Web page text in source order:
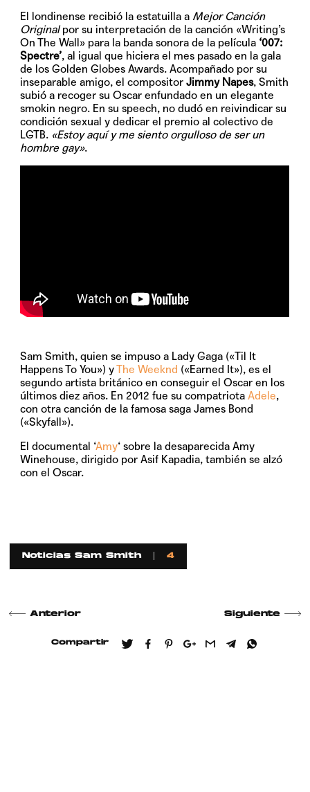
El londinense recibió la estatuilla a Mejor Canción
Originalpor su interpretación de la canción «Writing’s
On The Wall» para la banda sonora de la película ‘007:
Spectre’, al igual que hiciera el mes pasado en la gala
de los Golden Globes Awards. Acompañado por su
inseparable amigo, el compositor Jimmy Napes, Smith
subió a recoger su Oscar enfundado en un elegante
smokin negro. En su speech, no dudó en reivindicar su
condición sexual y dedicar el premio al colectivo de
LGTB. «Estoy aquí y me siento orgulloso de ser un
hombre gay».
Sam Smith, quien se impuso a Lady Gaga («Til It
Happens To You») yThe Weeknd («Earned It»), es el
segundo artista británico en conseguir el Oscar en los
últimos diez años. En 2012 fue su compatriotaAdele,
con otra canción de la famosa saga James Bond
(«Skyfall»).
El documental ‘Amy‘ sobre la desaparecida Amy
Winehouse, dirigido por Asif Kapadia, también se alzó
con el Oscar.
Noticias Sam Smith 4
Anterior Siguiente
Compartir